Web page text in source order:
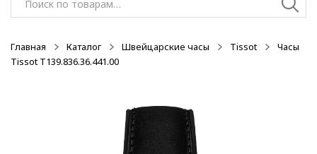
Главная Каталог Швейцарские часы Tissot
Часы
Tissot T139.836.36.441.00